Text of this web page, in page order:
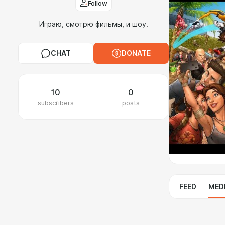
Follow
Играю, смотрю фильмы, и шоу.
CHAT DONATE
10
subscribers
0
posts
FEED